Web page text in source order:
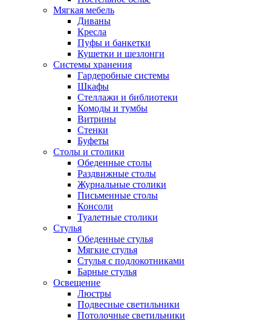
Мягкая мебель
Диваны
Кресла
Пуфы и банкетки
Кушетки и шезлонги
Системы хранения
Гардеробные системы
Шкафы
Стеллажи и библиотеки
Комоды и тумбы
Витрины
Стенки
Буфеты
Столы и столики
Обеденные столы
Раздвижные столы
Журнальные столики
Письменные столы
Консоли
Туалетные столики
Стулья
Обеденные стулья
Мягкие стулья
Стулья с подлокотниками
Барные стулья
Освещение
Люстры
Подвесные светильники
Потолочные светильники